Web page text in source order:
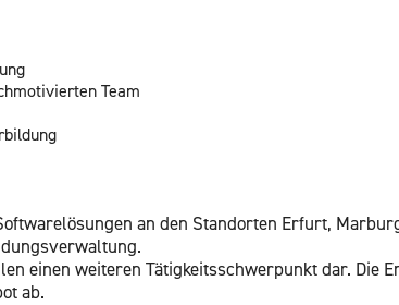
Team
an den Stand­or­ten Er­furt,
einen wei­te­ren Tä­tig­keits­schwer­punkt dar. Die
ab.